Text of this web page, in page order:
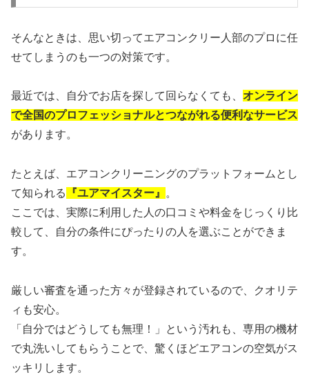
そんなときは、思い切ってエアコンクリー人部のプロに任
せてしまうのも一つの対策です。
最近では、自分でお店を探して回らなくても、 オンライン
で全国のプロフェッショナルとつながれる便利なサービス
があります。
たとえば、エアコンクリーニングのプラットフォームとし
て知られる
『ユアマイスター』
。
ここでは、実際に利用した人の口コミや料金をじっくり比
較して、自分の条件にぴったりの人を選ぶことができま
す。
厳しい審査を通った方々が登録されているので、クオリテ
ィも安心。
「自分ではどうしても無理！」という汚れも、専用の機材
で丸洗いしてもらうことで、驚くほどエアコンの空気がス
ッキリします。